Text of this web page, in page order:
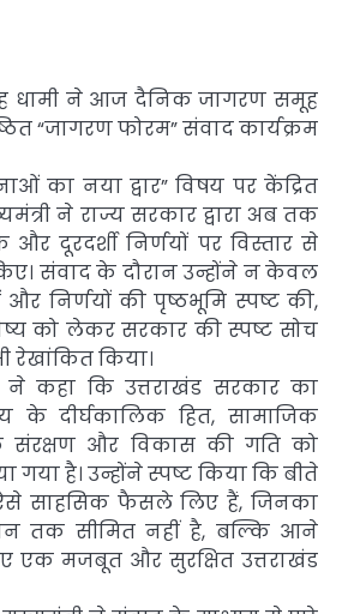
धामी ने आज दैनिक जागरण समूह
“जागरण फोरम” संवाद कार्यक्रम
का नया द्वार” विषय पर केंद्रित
ने राज्य सरकार द्वारा अब तक
दूरदर्शी निर्णयों पर विस्तार से
संवाद के दौरान उन्होंने न केवल
निर्णयों की पृष्ठभूमि स्पष्ट की,
को लेकर सरकार की स्पष्ट सोच
रेखांकित किया।
ने कहा कि उत्तराखंड सरकार का
के दीर्घकालिक हित, सामाजिक
और विकास की गति को
है। उन्होंने स्पष्ट किया कि बीते
साहसिक फैसले लिए हैं, जिनका
तक सीमित नहीं है, बल्कि आने
एक मजबूत और सुरक्षित उत्तराखंड